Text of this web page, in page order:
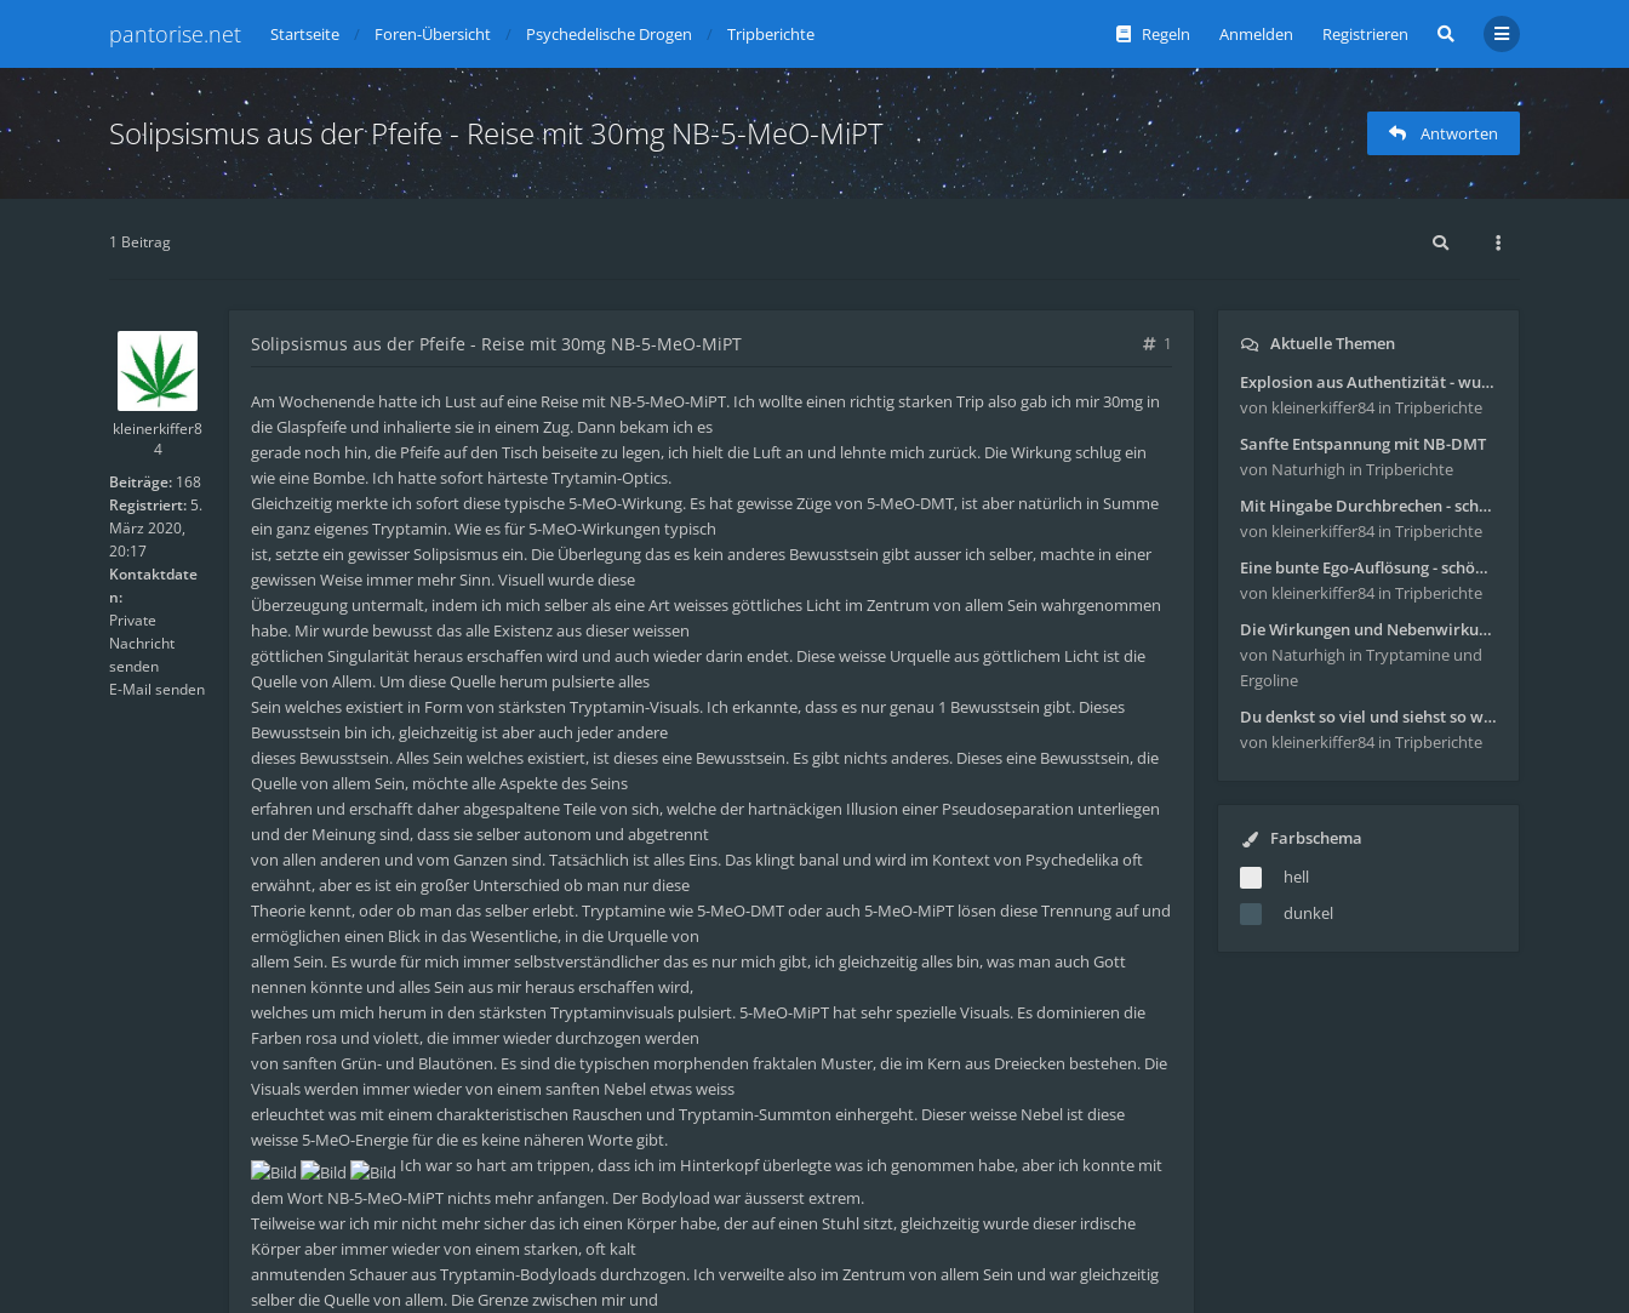
pantorise.net Regeln Anmelden Registrieren
Startseite Foren-Übersicht Psychedelische Drogen Tripberichte
Solipsismus aus der Pfeife - Reise mit 30mg NB-5-MeO-MiPT Antworten
1 Beitrag
kleinerkiffer8
4
Beiträge: 168
Registriert: 5.
März 2020,
20:17
Kontaktdate
n:
Private
Nachricht
senden
E-Mail senden
Solipsismus aus der Pfeife - Reise mit 30mg NB-5-MeO-MiPT 1
Am Wochenende hatte ich Lust auf eine Reise mit NB-5-MeO-MiPT. Ich wollte einen richtig starken Trip also gab ich mir 30mg in
die Glaspfeife und inhalierte sie in einem Zug. Dann bekam ich es
gerade noch hin, die Pfeife auf den Tisch beiseite zu legen, ich hielt die Luft an und lehnte mich zurück. Die Wirkung schlug ein
wie eine Bombe. Ich hatte sofort härteste Trytamin-Optics.
Gleichzeitig merkte ich sofort diese typische 5-MeO-Wirkung. Es hat gewisse Züge von 5-MeO-DMT, ist aber natürlich in Summe
ein ganz eigenes Tryptamin. Wie es für 5-MeO-Wirkungen typisch
ist, setzte ein gewisser Solipsismus ein. Die Überlegung das es kein anderes Bewusstsein gibt ausser ich selber, machte in einer
gewissen Weise immer mehr Sinn. Visuell wurde diese
Überzeugung untermalt, indem ich mich selber als eine Art weisses göttliches Licht im Zentrum von allem Sein wahrgenommen
habe. Mir wurde bewusst das alle Existenz aus dieser weissen
göttlichen Singularität heraus erschaffen wird und auch wieder darin endet. Diese weisse Urquelle aus göttlichem Licht ist die
Quelle von Allem. Um diese Quelle herum pulsierte alles
Sein welches existiert in Form von stärksten Tryptamin-Visuals. Ich erkannte, dass es nur genau 1 Bewusstsein gibt. Dieses
Bewusstsein bin ich, gleichzeitig ist aber auch jeder andere
dieses Bewusstsein. Alles Sein welches existiert, ist dieses eine Bewusstsein. Es gibt nichts anderes. Dieses eine Bewusstsein, die
Quelle von allem Sein, möchte alle Aspekte des Seins
erfahren und erschafft daher abgespaltene Teile von sich, welche der hartnäckigen Illusion einer Pseudoseparation unterliegen
und der Meinung sind, dass sie selber autonom und abgetrennt
von allen anderen und vom Ganzen sind. Tatsächlich ist alles Eins. Das klingt banal und wird im Kontext von Psychedelika oft
erwähnt, aber es ist ein großer Unterschied ob man nur diese
Theorie kennt, oder ob man das selber erlebt. Tryptamine wie 5-MeO-DMT oder auch 5-MeO-MiPT lösen diese Trennung auf und
ermöglichen einen Blick in das Wesentliche, in die Urquelle von
allem Sein. Es wurde für mich immer selbstverständlicher das es nur mich gibt, ich gleichzeitig alles bin, was man auch Gott
nennen könnte und alles Sein aus mir heraus erschaffen wird,
welches um mich herum in den stärksten Tryptaminvisuals pulsiert. 5-MeO-MiPT hat sehr spezielle Visuals. Es dominieren die
Farben rosa und violett, die immer wieder durchzogen werden
von sanften Grün- und Blautönen. Es sind die typischen morphenden fraktalen Muster, die im Kern aus Dreiecken bestehen. Die
Visuals werden immer wieder von einem sanften Nebel etwas weiss
erleuchtet was mit einem charakteristischen Rauschen und Tryptamin-Summton einhergeht. Dieser weisse Nebel ist diese
weisse 5-MeO-Energie für die es keine näheren Worte gibt.
Ich war so hart am trippen, dass ich im Hinterkopf überlegte was ich genommen habe, aber ich konnte mit
dem Wort NB-5-MeO-MiPT nichts mehr anfangen. Der Bodyload war äusserst extrem.
Teilweise war ich mir nicht mehr sicher das ich einen Körper habe, der auf einen Stuhl sitzt, gleichzeitig wurde dieser irdische
Körper aber immer wieder von einem starken, oft kalt
anmutenden Schauer aus Tryptamin-Bodyloads durchzogen. Ich verweilte also im Zentrum von allem Sein und war gleichzeitig
selber die Quelle von allem. Die Grenze zwischen mir und
Aktuelle Themen
Explosion aus Authentizität - wunderbare Reise mit 4g Pilze
von kleinerkiffer84 in Tripberichte
Sanfte Entspannung mit NB-DMT
von Naturhigh in Tripberichte
Mit Hingabe Durchbrechen - schöne Reise mit 4g Pilze
von kleinerkiffer84 in Tripberichte
Eine bunte Ego-Auflösung - schöne Reise mit 4-AcO-DMT
von kleinerkiffer84 in Tripberichte
Die Wirkungen und Nebenwirkungen von LSD
von Naturhigh in Tryptamine und
Ergoline
Du denkst so viel und siehst so wenig - wunderbare Reise mit 4g Pilze
von kleinerkiffer84 in Tripberichte
Farbschema
hell
dunkel